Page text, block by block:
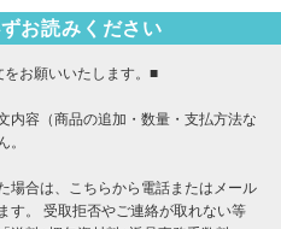
お読みください
お願いいたします。■
容（商品の追加・数量・支払方法な
。
場合は、こちらから電話またはメール
す。 受取拒否やご連絡が取れない等